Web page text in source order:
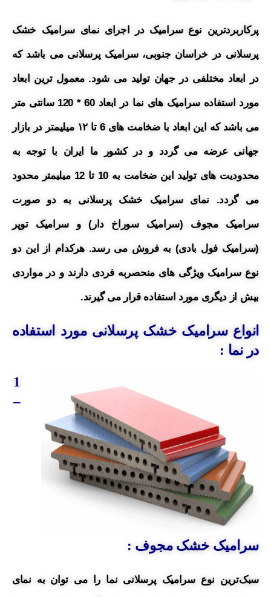
پرکاربردترین نوع سرامیک در اجرای نمای سرامیک خشک
پرسلانی در خراسان جنوبی، سرامیک پرسلانی می باشد که
در ابعاد مختلفی در جهان تولید می شود. معمول ترین ابعاد
مورد استفاده سرامیک های نما در ابعاد 60 * 120 سانتی متر
می باشد که این ابعاد با ضخامت های 6 تا ۱۲ میلیمتر در بازار
جهانی عرضه می گردد و در کشور ما ایران با توجه به
محدودیت های تولید این ضخامت به 10 تا 12 میلیمتر محدود
می گردد. نمای سرامیک خشک پرسلانی به دو صورت
سرامیک مجوف (سرامیک سوراخ دار) و سرامیک توپر
(سرامیک فول بادی) به فروش می رسد. هرکدام از این دو
نوع سرامیک ویژگی های منحصربه فردی دارند و در مواردی
بیش از دیگری مورد استفاده قرار می گیرند.
انواع سرامیک خشک پرسلانی مورد استفاده
در نما :
1
–
سرامیک خشک مجوف :
سبک‌ترین نوع سرامیک پرسلانی نما را می توان به نمای